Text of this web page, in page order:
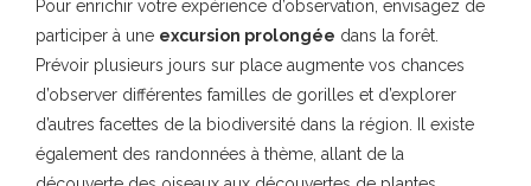
Pour enrichir votre expérience d’observation, envisagez de
participer à une excursion prolongée dans la forêt.
Prévoir plusieurs jours sur place augmente vos chances
d’observer différentes familles de gorilles et d’explorer
d’autres facettes de la biodiversité dans la région. Il existe
également des randonnées à thème, allant de la